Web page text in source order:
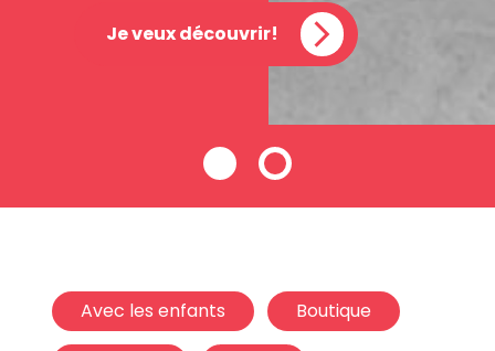
Je veux découvrir!
Avec les enfants Boutique